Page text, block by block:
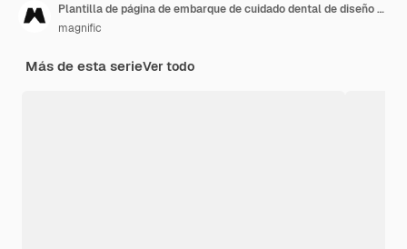
Plantilla de página de embarque de cuidado dental de diseño plano
magnific
Más de esta serieVer todo